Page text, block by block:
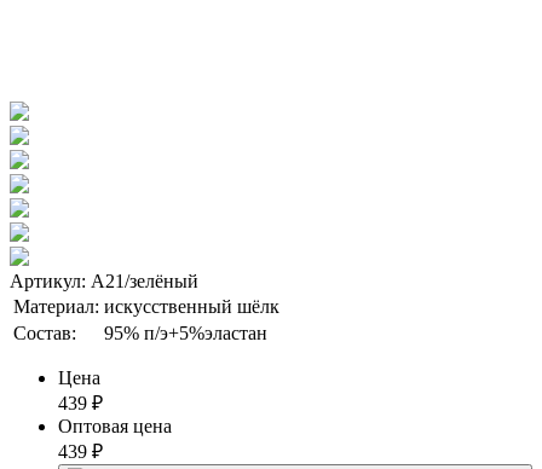
Артикул: А21/зелёный
Материал: искусственный шёлк
Состав:
95% п/э+5%эластан
Цена
439 ₽
Оптовая цена
439 ₽